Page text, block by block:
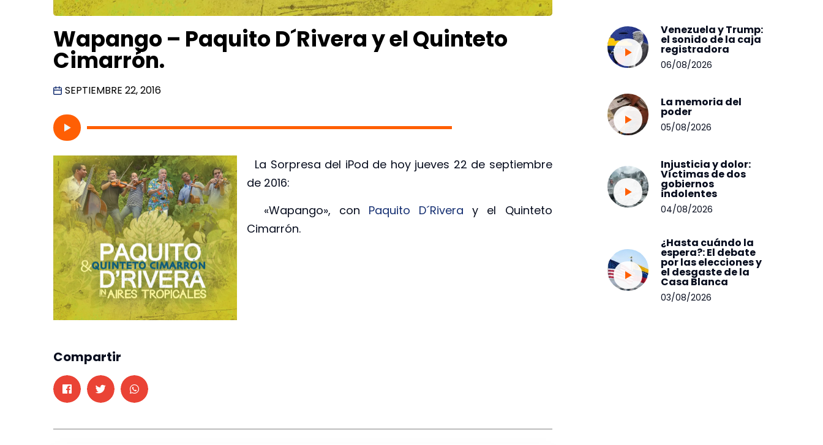
Wapango – Paquito D´Rivera y el Quinteto
Cimarrón.
SEPTIEMBRE 22, 2016
La Sorpresa del iPod de hoy jueves 22 de septiembre
de 2016:
«Wapango», con Paquito D´Riveray el Quinteto
Cimarrón.
Compartir
Venezuela y Trump:
el sonido de la caja
registradora
06/08/2026
La memoria del
poder
05/08/2026
Injusticia y dolor:
Víctimas de dos
gobiernos
indolentes
04/08/2026
¿Hasta cuándo la
espera?: El debate
por las elecciones y
el desgaste de la
Casa Blanca
03/08/2026